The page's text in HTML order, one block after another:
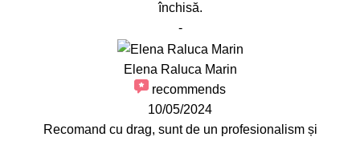
închisă.
-
Elena Raluca Marin
recommends
10/05/2024
Recomand cu drag, sunt de un profesionalism și